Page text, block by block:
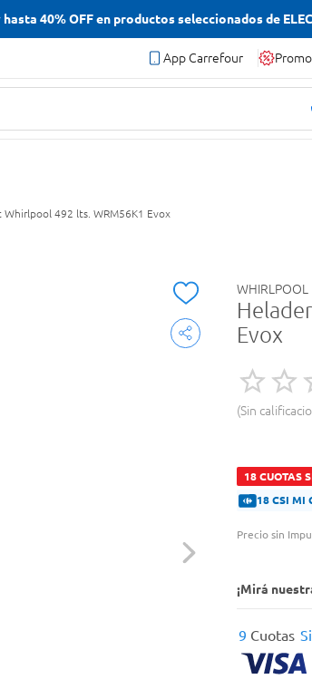
hasta 40% OFF en productos seleccionados de
App Carrefour
Whirlpool 492 lts. WRM56K1 Evox
WHIRLPOOL
Evox
Sin
18 CUOTAS
18 CSI MI
Precio sin
¡Mirá
9 Cuotas